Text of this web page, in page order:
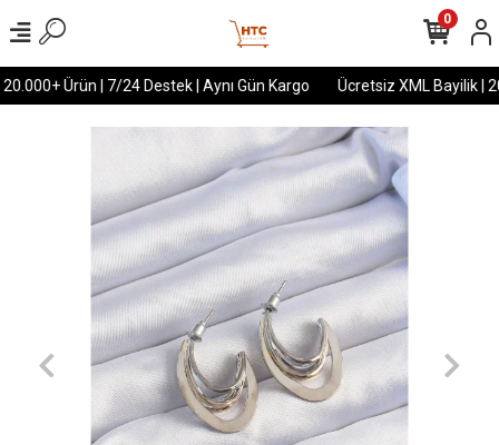
Ürün | 7/24 Destek | Aynı Gün Kargo Ücretsiz XML Bayilik |
0